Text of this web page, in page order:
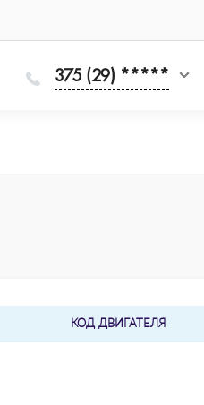
375 (29) *****
КОД ДВИГАТЕЛЯ